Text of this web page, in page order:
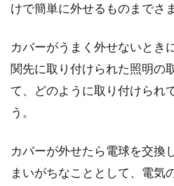
機能性も抜
新築に取
けで簡単に外せるものまでさ
カバーがうまく外せないとき
関先に取り付けられた照明の
て、どのように取り付けられ
う。
カバーが外せたら電球を交換
まいがちなこととして、電気